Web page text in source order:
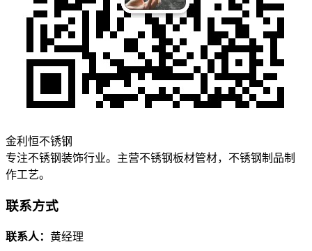
金利恒不锈钢
专注不锈钢装饰行业。主营不锈钢板材管材，不锈钢制品制
作工艺。
联系方式
联系人： 黄经理